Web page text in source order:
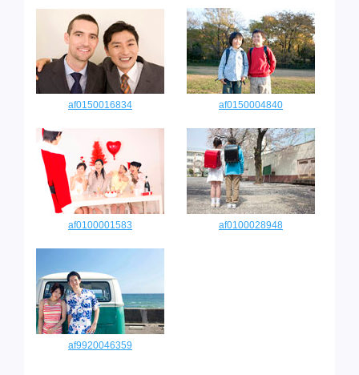
af0150016834 af0150004840
af0100001583 af0100028948
af9920046359